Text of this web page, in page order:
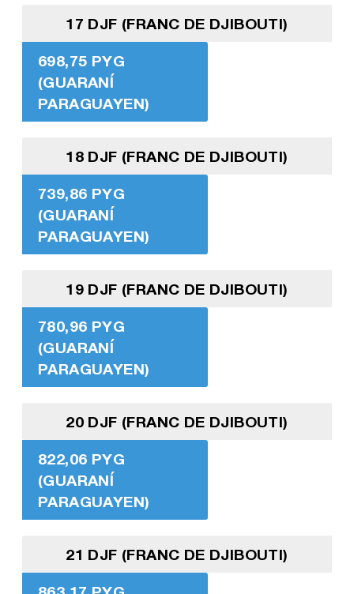
17 DJF (FRANC DE DJIBOUTI)
698,75 PYG
(GUARANÍ
PARAGUAYEN)
18 DJF (FRANC DE DJIBOUTI)
739,86 PYG
(GUARANÍ
PARAGUAYEN)
19 DJF (FRANC DE DJIBOUTI)
780,96 PYG
(GUARANÍ
PARAGUAYEN)
20 DJF (FRANC DE DJIBOUTI)
822,06 PYG
(GUARANÍ
PARAGUAYEN)
21 DJF (FRANC DE DJIBOUTI)